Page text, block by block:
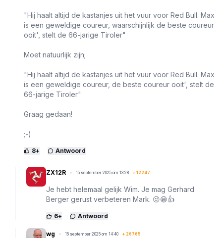
"Hij haalt altijd de kastanjes uit het vuur voor Red Bull. Max
is een geweldige coureur, waarschijnlijk de beste coureur
ooit', stelt de 66-jarige Tiroler"
Moet natuurlijk zijn;
"Hij haalt altijd de kastanjes uit het vuur voor Red Bull. Max
is een geweldige coureur, de beste coureur ooit', stelt de
66-jarige Tiroler"
Graag gedaan!
;-)
8+ Antwoord
ZX12R 15 september 2025 om 13:28 + 12247
Je hebt helemaal gelijk Wim. Je mag Gerhard
Berger gerust verbeteren Mark. 😜😁👍
6+ Antwoord
wg 15 september 2025 om 14:40 + 26765